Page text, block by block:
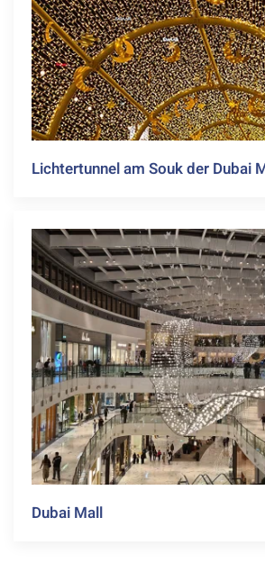
Lichtertunnel am Souk der Dubai
Dubai Mall